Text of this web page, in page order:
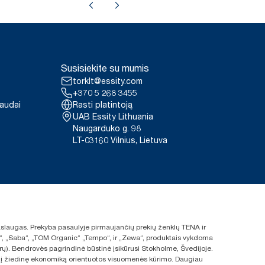
Susisiekite su mumis
torklt@essity.com
+370 5 268 3455
Rasti platintoją
UAB Essity Lithuania
Naugarduko g. 98
LT-03160 Vilnius, Lietuva
Prekyba pasaulyje pirmaujančių prekių ženklų TENA ir
„TOM Organic“ „Tempo“, ir „Zewa“, produktais vykdoma
Bendrovės pagrindinė būstinė įsikūrusi Stokholme, Švedijoje.
žiedinę ekonomiką orientuotos visuomenės kūrimo. Daugiau